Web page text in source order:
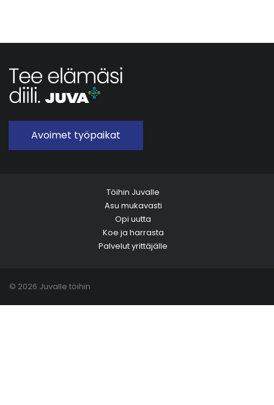
Avoimet työpaikat
Töihin Juvalle
Asu mukavasti
Opi uutta
Koe ja harrasta
Palvelut yrittäjälle
© 2026 Juvalle töihin